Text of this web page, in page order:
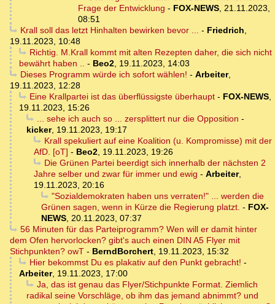
Frage der Entwicklung - FOX-NEWS, 21.11.2023,
08:51
Krall soll das letzt Hinhalten bewirken bevor ... - Friedrich,
19.11.2023, 10:48
Richtig. M.Krall kommt mit alten Rezepten daher, die sich nicht
bewährt haben .. - Beo2, 19.11.2023, 14:03
Dieses Programm würde ich sofort wählen! - Arbeiter,
19.11.2023, 12:28
Eine Krallpartei ist das überflüssigste überhaupt- FOX-NEWS,
19.11.2023, 15:26
... sehe ich auch so ... zersplittert nur die Opposition -
kicker, 19.11.2023, 19:17
Krall spekuliert auf eine Koalition (u. Kompromisse) mit der
AfD. [oT] - Beo2, 19.11.2023, 19:26
Die Grünen Partei beerdigt sich innerhalb der nächsten 2
Jahre selber und zwar für immer und ewig - Arbeiter,
19.11.2023, 20:16
"Sozialdemokraten haben uns verraten!" ... werden die
Grünen sagen, wenn in Kürze die Regierung platzt. - FOX-
NEWS, 20.11.2023, 07:37
56 Minuten für das Parteiprogramm? Wen will er damit hinter
dem Ofen hervorlocken? gibt's auch einen DIN A5 Flyer mit
Stichpunkten? owT - BerndBorchert, 19.11.2023, 15:32
Hier bekommst Du es plakativ auf den Punkt gebracht! -
Arbeiter, 19.11.2023, 17:00
Ja, das ist genau das Flyer/Stichpunkte Format. Ziemlich
radikal seine Vorschläge, ob ihm das jemand abnimmt? und